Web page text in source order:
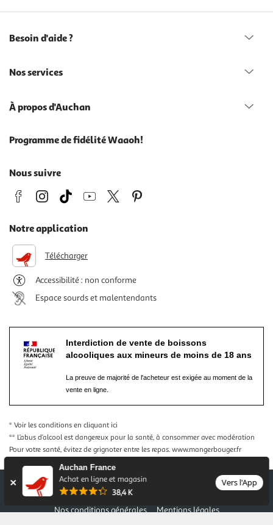
Auchan France
Achat en ligne et magasin
38,4 K
Vers l'App
Besoin d'aide ?
Nos services
À propos d'Auchan
Programme de fidélité Waaoh!
Nous suivre
Notre application
Télécharger
Accessibilité : non conforme
Espace sourds et malentendants
Interdiction de vente de boissons
alcooliques aux mineurs de moins de 18 ans
La preuve de majorité de l'acheteur est exigée au moment de la
vente en ligne.
* Voir les conditions en cliquant ici
** L’abus d’alcool est dangereux pour la santé, à consommer avec modération
Pour votre santé, évitez de grignoter entre les repas. www.mangerbouger.fr
Nos conditions générales
Mentions légales